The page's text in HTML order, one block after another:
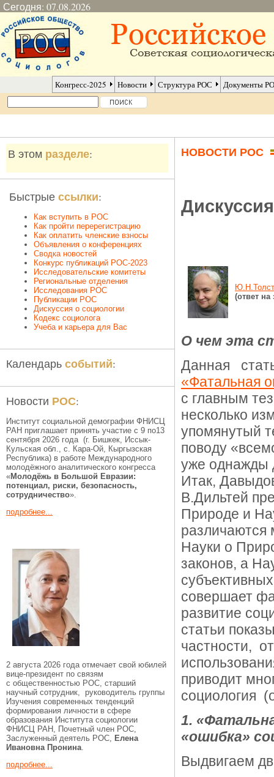
Сегодня: 07.08.2026
Конгресс-2025 Новости Структура РОС Документы
В этом разделе:
Быстрые ссылки:
Как вступить в РОС
Как пройти перерегистрацию
Как оплатить членские взносы
Объявления о конференциях
Сводка новостей
Конкурс публикаций РОС-2023
Исследовательские комитеты
Региональные отделения
Исследования РОС
Публикации РОС
Дискуссия о социологии
Кодекс социолога
Учеба и карьера для Вас
Календарь событий:
Новости РОС:
Институт социальной демографии ФНИСЦ
РАН приглашает принять участие с 9 по13
сентября 2026 года (г. Бишкек, Иссык-
Кульская обл., c. Кара-Ой, Кыргызская
Республика) в работе Международного
молодёжного аналитического конгресса
«Молодёжь в Большой Евразии:
потенциал, риски, безопасность,
сотрудничество».
подробнее...
2 августа 2026 года отмечает свой юбилей
вице-президент по связям
с общественностью РОС, старший
научный сотрудник, руководитель группы
Изучения современных тенденций
формирования личности в сфере
образования Института социологии
ФНИСЦ РАН, Почетный член РОС,
Заслуженный деятель РОС, Елена
Ивановна Пронина.
подробнее...
НОВОСТИ РОС
(ответ
О чем эта
Данная
«Фатальная
с главным
несколько
упомянутый
поводу
уже однажды
Итак,
В.Дильтей
Природе и
различаются
Науки о
законов, а
совершает
развитие
статьи
частности,
приводит
социология
1.
«ошибка»
Выдвигаем